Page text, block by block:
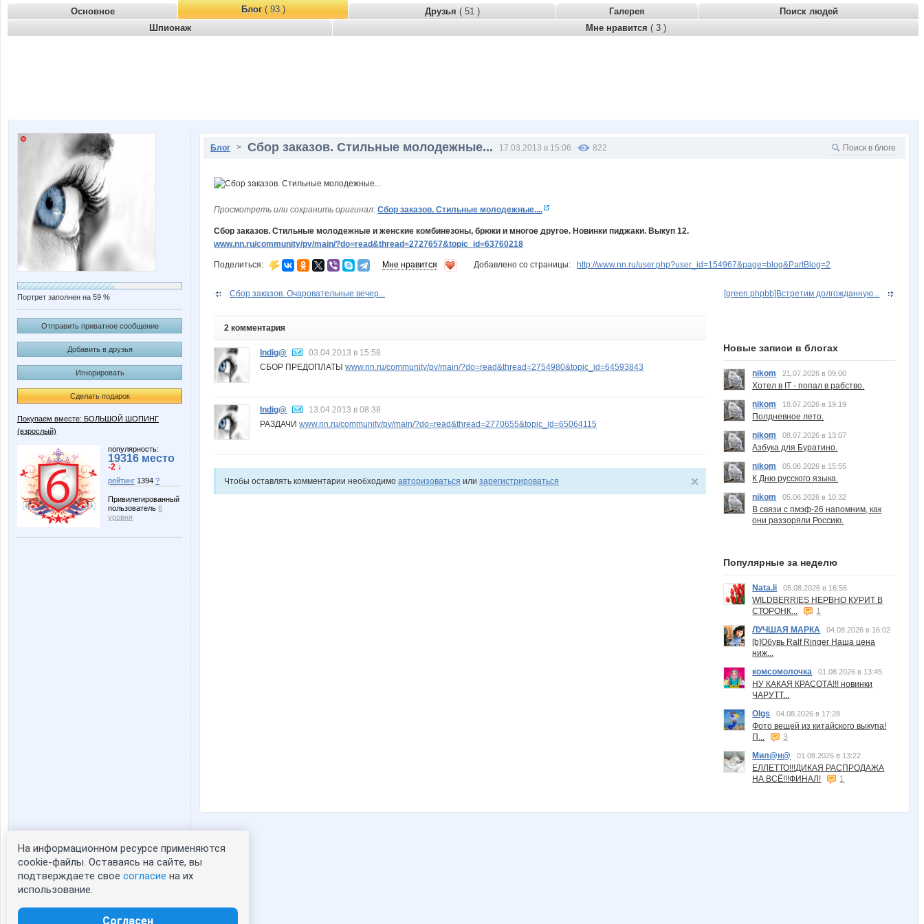
Основное Блог( 93 ) Друзья ( 51 ) Галерея
Поиск людей
Шпионаж
Мне нравится ( 3 )
Портрет заполнен на 59 %
Отправить приватное сообщение
Добавить в друзья
Игнорировать
Сделать подарок
Покупаем вместе: БОЛЬШОЙ ШОПИНГ
(взрослый)
популярность:
19316 место
-2 ↓
рейтинг 1394 ?
Привилегированный
пользователь 6
уровня
Статистика портрета:
сейчас просматривают портрет - 0
зарегистрированные пользователи
Блог > Сбор заказов. Стильные молодежные... 17.03.2013 в 15:06 822
Просмотреть или сохранить оригинал: Сбор заказов. Стильные молодежные....
Сбор заказов. Стильные молодежные и женские комбинезоны, брюки и многое другое. Новинки пиджаки. Выкуп 12.
www.nn.ru/community/pv/main/?do=read&thread=2727657&topic_id=63760218
Поделиться: Мне нравится Добавлено со страницы: http://www.nn.ru/user.php?user_id=154967&page=blog&PartBlog=2
Сбор заказов. Очаровательные вечер... [green:phpbb]Встретим долгожданную...
2 комментария
Indig@
03.04.2013 в 15:58
СБОР ПРЕДОПЛАТЫ www.nn.ru/community/pv/main/?do=read&thread=2754980&topic_id=64593843
Indig@
13.04.2013 в 08:38
РАЗДАЧИ www.nn.ru/community/pv/main/?do=read&thread=2770655&topic_id=65064115
Чтобы оставлять комментарии необходимо авторизоваться или зарегистрироваться
Новые записи в блогах
nikom 21.07.2026 в 09:00
Хотел в IT - попал в рабство.
nikom
18.07.2026 в 19:19
Полдневное лето.
nikom
08.07.2026 в 13:07
Азбука для Буратино.
nikom
05.06.2026 в 15:55
К Дню русского языка.
nikom
05.06.2026 в 10:32
В связи с пмэф-26 напомним, как
они раззоряли Россию.
Популярные за неделю
Nata.li 05.08.2026 в 16:56
WILDBERRIES НЕРВНО КУРИТ В
СТОРОНК...
1
ЛУЧШАЯ МАРКА
04.08.2026 в 16:02
[b]Обувь Ralf Ringer Наша цена
ниж...
комсомолочка
01.08.2026 в 13:45
НУ КАКАЯ КРАСОТА!!! новинки
ЧАРУТТ...
Olgs
04.08.2026 в 17:28
Фото вещей из китайского выкупа!
П...
3
Мил@н@
01.08.2026 в 13:22
ЕЛЛЕТТО!!!ДИКАЯ РАСПРОДАЖА
НА ВСЁ!!!ФИНАЛ!
1
На информационном ресурсе применяются
cookie-файлы. Оставаясь на сайте, вы
подтверждаете свое согласие на их
использование.
Согласен